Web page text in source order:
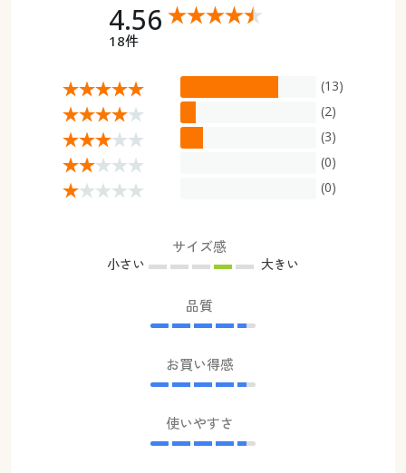
4.56
18件
(13)
(2)
(3)
(0)
(0)
サイズ感
小さい 大きい
品質
お買い得感
使いやすさ